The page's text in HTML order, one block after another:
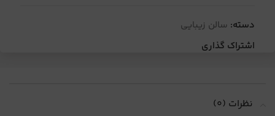
دسته: سالن زیبایی
اشتراک گذاری
نظرات (0)